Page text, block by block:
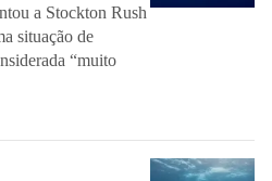
a Stockton Rush
situação de
“muito